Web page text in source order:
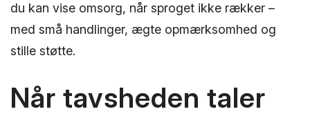
du kan vise omsorg, når sproget ikke rækker –
med små handlinger, ægte opmærksomhed og
stille støtte.
Når tavsheden taler